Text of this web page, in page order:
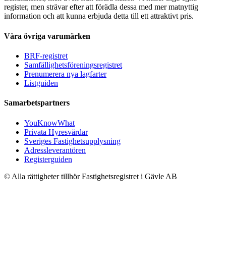
register, men strävar efter att förädla dessa med mer matnyttig
information och att kunna erbjuda detta till ett attraktivt pris.
Våra övriga varumärken
BRF-registret
Samfällighetsföreningsregistret
Prenumerera nya lagfarter
Listguiden
Samarbetspartners
YouKnowWhat
Privata Hyresvärdar
Sveriges Fastighetsupplysning
Adressleverantören
Registerguiden
© Alla rättigheter tillhör Fastighetsregistret i Gävle AB